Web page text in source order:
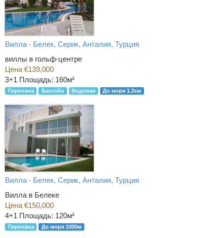
Вилла - Белек, Серик, Анталия, Турция
виллы в гольф-центре
Цена €139,000
3+1 Площадь: 160м²
Парковка Бассейн Видовая До моря 1.2км
Вилла - Белек, Серик, Анталия, Турция
Вилла в Белеке
Цена €150,000
4+1 Площадь: 120м²
Парковка До моря 1000м